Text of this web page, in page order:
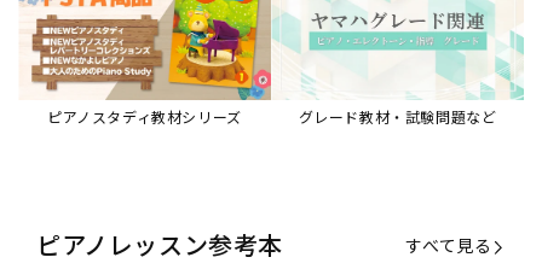
ピアノスタディ教材シリーズ グレード教材・試験問題など
ピアノレッスン参考本 すべて見る